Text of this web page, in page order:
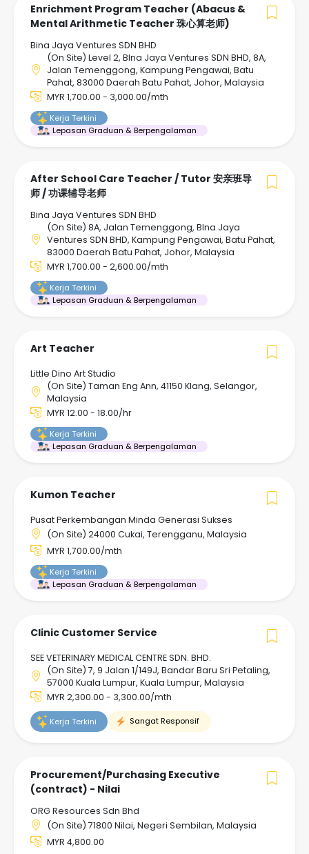
Enrichment Program Teacher (Abacus &
Mental Arithmetic Teacher 珠心算老师)
Bina Jaya Ventures SDN BHD
(On Site) Level 2, BIna Jaya Ventures SDN BHD, 8A,
Jalan Temenggong, Kampung Pengawai, Batu
Pahat, 83000 Daerah Batu Pahat, Johor, Malaysia
MYR 1,700.00 - 3,000.00/mth
Kerja Terkini
Lepasan Graduan & Berpengalaman
After School Care Teacher / Tutor 安亲班导
师 / 功课辅导老师
Bina Jaya Ventures SDN BHD
(On Site) 8A, Jalan Temenggong, BIna Jaya
Ventures SDN BHD, Kampung Pengawai, Batu Pahat,
83000 Daerah Batu Pahat, Johor, Malaysia
MYR 1,700.00 - 2,600.00/mth
Kerja Terkini
Lepasan Graduan & Berpengalaman
Art Teacher
Little Dino Art Studio
(On Site) Taman Eng Ann, 41150 Klang, Selangor,
Malaysia
MYR 12.00 - 18.00/hr
Kerja Terkini
Lepasan Graduan & Berpengalaman
Kumon Teacher
Pusat Perkembangan Minda Generasi Sukses
(On Site) 24000 Cukai, Terengganu, Malaysia
MYR 1,700.00/mth
Kerja Terkini
Lepasan Graduan & Berpengalaman
Clinic Customer Service
SEE VETERINARY MEDICAL CENTRE SDN. BHD.
(On Site) 7, 9 Jalan 1/149J, Bandar Baru Sri Petaling,
57000 Kuala Lumpur, Kuala Lumpur, Malaysia
MYR 2,300.00 - 3,300.00/mth
Kerja Terkini Sangat Responsif
Procurement/Purchasing Executive
(contract) - Nilai
ORG Resources Sdn Bhd
(On Site) 71800 Nilai, Negeri Sembilan, Malaysia
MYR 4,800.00